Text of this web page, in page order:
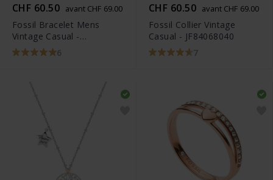
CHF 60.50 avant CHF 69.00
Fossil Bracelet Mens
Vintage Casual -
JF027630406
CHF 60.50 avant CHF 69.00
Fossil Collier Vintage
Casual - JF84068040
7